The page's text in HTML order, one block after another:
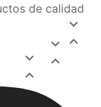
de calidad





